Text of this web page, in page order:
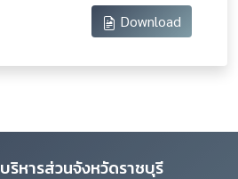
Download
ริหารส่วนจังหวัดราชบุรี